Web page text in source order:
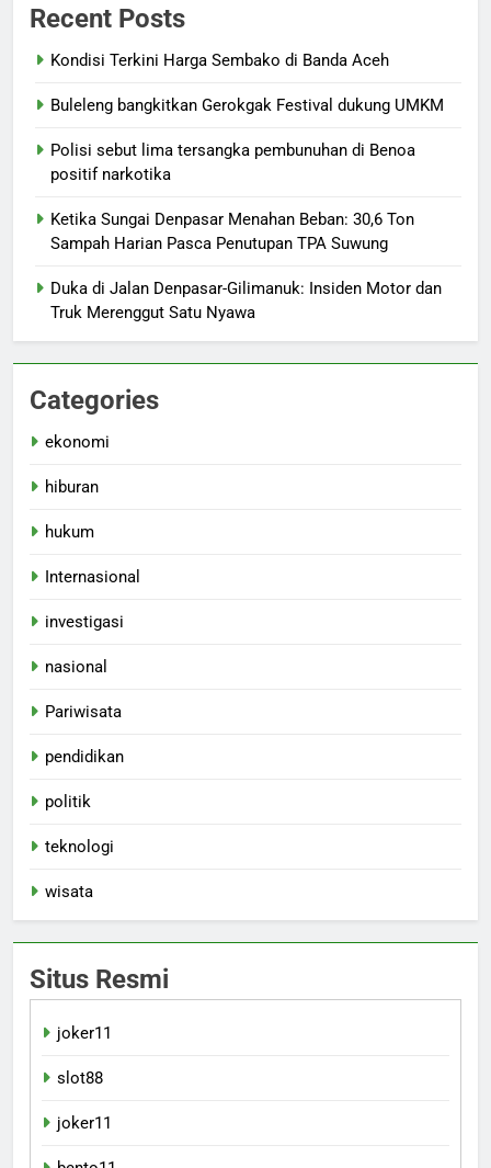
Recent Posts
Kondisi Terkini Harga Sembako di Banda Aceh
Buleleng bangkitkan Gerokgak Festival dukung UMKM
Polisi sebut lima tersangka pembunuhan di Benoa
positif narkotika
Ketika Sungai Denpasar Menahan Beban: 30,6 Ton
Sampah Harian Pasca Penutupan TPA Suwung
Duka di Jalan Denpasar-Gilimanuk: Insiden Motor dan
Truk Merenggut Satu Nyawa
Categories
ekonomi
hiburan
hukum
Internasional
investigasi
nasional
Pariwisata
pendidikan
politik
teknologi
wisata
Situs Resmi
joker11
slot88
joker11